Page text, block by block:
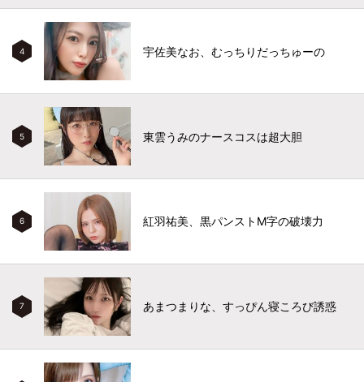
4 宇佐美なお、むっちりだっちゅーの
5 東雲うみのナースコスは超大胆
6 紅羽祐美、黒パンストM字の破壊力
7 あまつまりな、すっぴん寝ころび誘惑